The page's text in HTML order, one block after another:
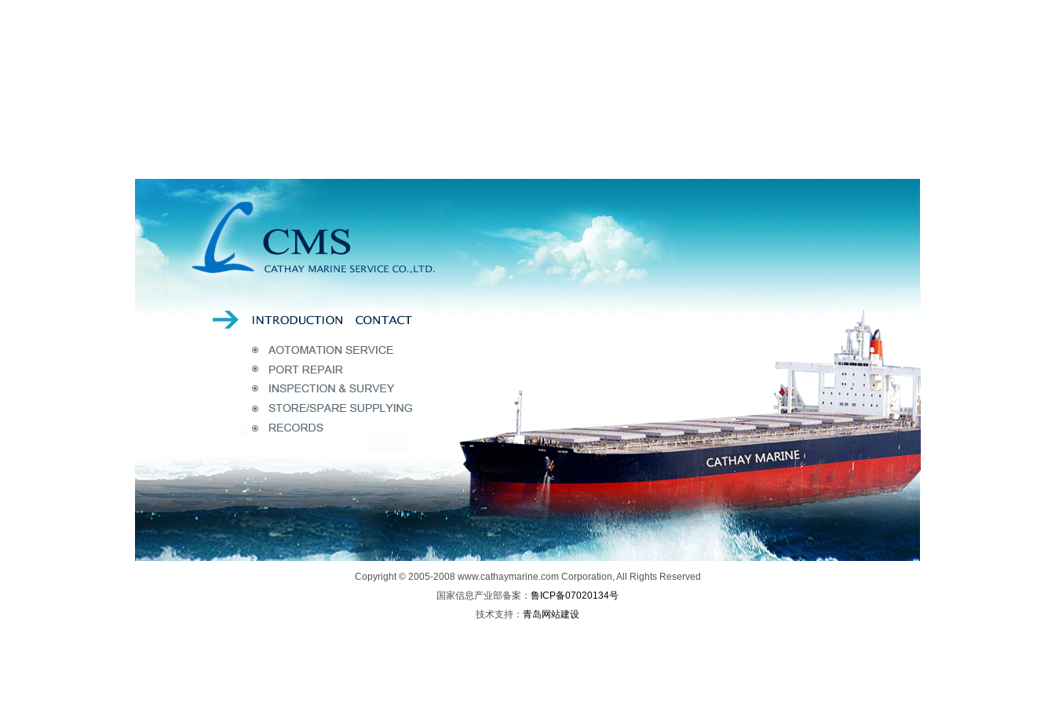
Copyright © 2005-2008 www.cathaymarine.com Corporation, All Rights Reserved
国家信息产业部备案： 鲁ICP备07020134号
技术支持： 青岛网站建设